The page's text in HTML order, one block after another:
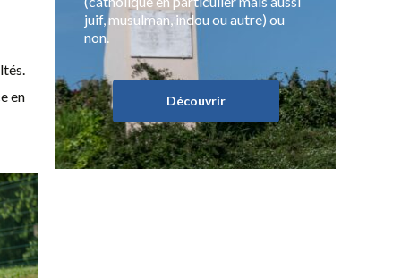
en
juif, musulman, indou ou autre) ou
non.
Découvrir